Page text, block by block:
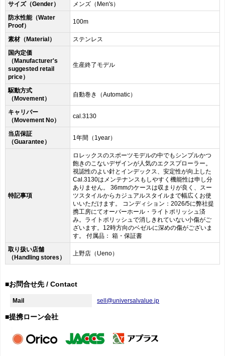
サイズ（Gender）
メンズ（Men's）
防水性能（Water
Proof）
100m
素材（Material）
ステンレス
国内定価
（Manufacturer's
suggested retail
price）
生産終了モデル
駆動方式
（Movement）
自動巻き（Automatic）
キャリバー
（Movement No）
cal.3130
当店保証
（Guarantee）
1年間（1year）
特記事項
ロレックスのスポーツモデルの中でもシンプルかつ
飽きのこないデザインが人気のエクスプローラー。
視認性のよい針とインデックス、安定性が向上した
Cal.3130はメンテナンスもしやすく機能性は申し分
ありません。 36mmのケースは収まりが良く、スー
ツスタイルからカジュアルスタイルまで幅広くお使
いいただけます。 コンディション：2026/5に弊社提
携工房にてオーバーホール・ライトポリッシュ済
み。ライトポリッシュで消しきれていない小傷がご
ざいます。12時方向のベゼルに深めの傷がございま
す。 付属品： 箱・保証書
取り扱い店舗
（Handling stores）
上野店（Ueno）
■お問合せ先 / Contact
Mail sell@universalvalue.jp
■提携ローン会社